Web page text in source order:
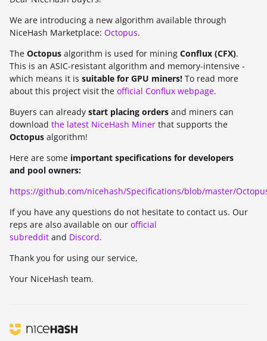
We are introducing a new algorithm available through
NiceHash Marketplace: Octopus.
The Octopus algorithm is used for mining Conflux (CFX).
This is an ASIC-resistant algorithm and memory-intensive -
which means it is suitable for GPU miners! To read more
about this project visit the official Conflux webpage.
Buyers can already start placing orders and miners can
download the latest NiceHash Miner that supports the
Octopus algorithm!
Here are some important specifications for developers
and pool owners:
https://github.com/nicehash/Specifications/blob/master/
If you have any questions do not hesitate to contact us. Our
reps are also available on our official
subreddit and Discord.
Thank you for using our service,
Your NiceHash team.